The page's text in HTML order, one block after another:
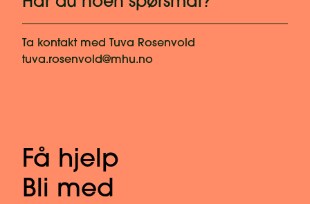
Ta kontakt med Tuva Rosenvold
tuva.rosenvold@mhu.no
Få hjelp
Bli med